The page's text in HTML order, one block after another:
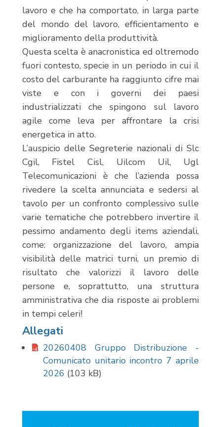
lavoro e che ha comportato, in larga parte
del mondo del lavoro, efficientamento e
miglioramento della produttività.
Questa scelta è anacronistica ed oltremodo
fuori contesto, specie in un periodo in cui il
costo del carburante ha raggiunto cifre mai
viste e con i governi dei paesi
industrializzati che spingono sul lavoro
agile come leva per affrontare la crisi
energetica in atto.
L’auspicio delle Segreterie nazionali di Slc
Cgil, Fistel Cisl, Uilcom Uil, Ugl
Telecomunicazioni è che l’azienda possa
rivedere la scelta annunciata e sedersi al
tavolo per un confronto complessivo sulle
varie tematiche che potrebbero invertire il
pessimo andamento degli items aziendali,
come: organizzazione del lavoro, ampia
visibilità delle matrici turni, un premio di
risultato che valorizzi il lavoro delle
persone e, soprattutto, una struttura
amministrativa che dia risposte ai problemi
in tempi celeri!
Allegati
20260408 Gruppo Distribuzione -
Comunicato unitario incontro 7 aprile
2026 (103 kB)